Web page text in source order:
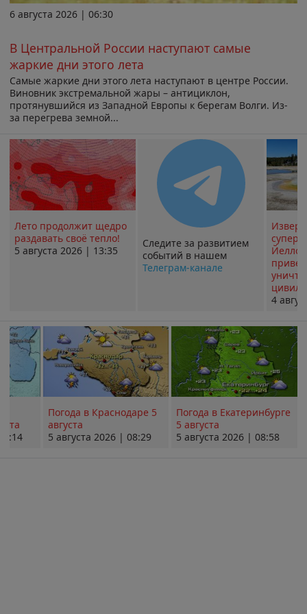
6 августа 2026 | 06:30
В Центральной России наступают самые
жаркие дни этого лета
Самые жаркие дни этого лета наступают в центре России.
Виновник экстремальной жары – антициклон,
протянувшийся из Западной Европы к берегам Волги. Из-
за перегрева земной...
Лето продолжит щедро
раздавать своё тепло!
5 августа 2026 | 13:35
Следите за развитием
событий в нашем
Телеграм-канале
4
Погода в Краснодаре 5
августа
5 августа 2026 | 08:29
Погода в Екатеринбурге
5 августа
5 августа 2026 | 08:58